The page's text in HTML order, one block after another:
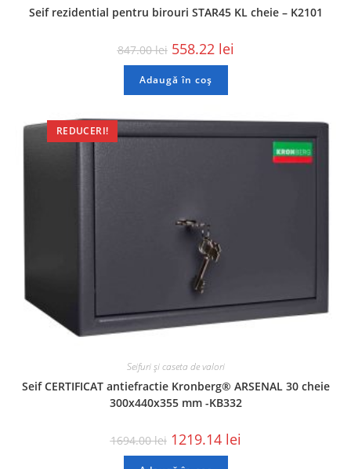
Seif rezidential pentru birouri STAR45 KL cheie – K2101
847.00lei 558.22 lei
Adaugă în coș
REDUCERI!
Seifuri și caseta de valori
Seif CERTIFICAT antiefractie Kronberg® ARSENAL 30 cheie
300x440x355 mm -KB332
1694.00lei 1219.14 lei